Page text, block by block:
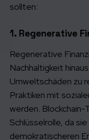
sollten:
1. Regenerative
Regenerative
Nachhaltigkeit
Umweltschäden zu
Praktiken mit
werden.
Schlüsselrolle, da
demokratischeren